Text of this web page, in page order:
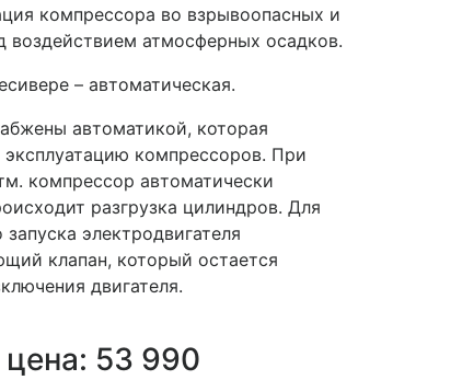
компрессора во взрывоопасных и
воздействием атмосферных осадков.
– автоматическая.
автоматикой, которая
компрессоров. При
компрессор автоматически
разгрузка цилиндров. Для
электродвигателя
клапан, который остается
двигателя.
53 990